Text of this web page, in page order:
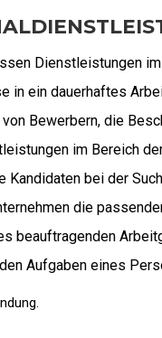
Dienstleistungen
in ein dauerhaftes
Bewerbern, die
im Bereich
bei der
die
beauftragenden
Aufgaben eines